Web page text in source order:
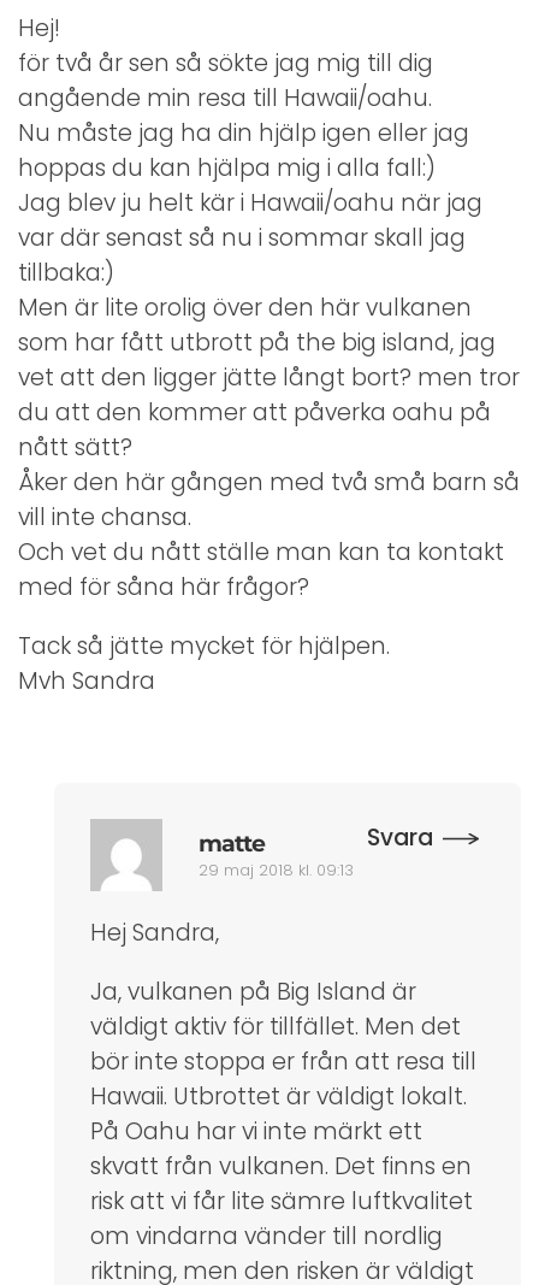
Hej!
för två år sen så sökte jag mig till dig
angående min resa till Hawaii/oahu.
Nu måste jag ha din hjälp igen eller jag
hoppas du kan hjälpa mig i alla fall:)
Jag blev ju helt kär i Hawaii/oahu när jag
var där senast så nu i sommar skall jag
tillbaka:)
Men är lite orolig över den här vulkanen
som har fått utbrott på the big island, jag
vet att den ligger jätte långt bort? men tror
du att den kommer att påverka oahu på
nått sätt?
Åker den här gången med två små barn så
vill inte chansa.
Och vet du nått ställe man kan ta kontakt
med för såna här frågor?
Tack så jätte mycket för hjälpen.
Mvh Sandra
matte
29 maj 2018 kl. 09:13
Svara
Hej Sandra,
Ja, vulkanen på Big Island är
väldigt aktiv för tillfället. Men det
bör inte stoppa er från att resa till
Hawaii. Utbrottet är väldigt lokalt.
På Oahu har vi inte märkt ett
skvatt från vulkanen. Det finns en
risk att vi får lite sämre luftkvalitet
om vindarna vänder till nordlig
riktning, men den risken är väldigt